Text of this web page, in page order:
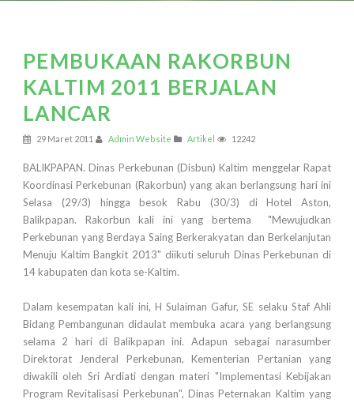
PEMBUKAAN RAKORBUN
KALTIM 2011 BERJALAN
LANCAR
29 Maret 2011 Admin Website Artikel 12242
BALIKPAPAN. Dinas Perkebunan (Disbun) Kaltim menggelar Rapat
Koordinasi Perkebunan (Rakorbun) yang akan berlangsung hari ini
Selasa (29/3) hingga besok Rabu (30/3) di Hotel Aston,
Balikpapan. Rakorbun kali ini yang bertema "Mewujudkan
Perkebunan yang Berdaya Saing Berkerakyatan dan Berkelanjutan
Menuju Kaltim Bangkit 2013" diikuti seluruh Dinas Perkebunan di
14 kabupaten dan kota se-Kaltim.
Dalam kesempatan kali ini, H Sulaiman Gafur, SE selaku Staf Ahli
Bidang Pembangunan didaulat membuka acara yang berlangsung
selama 2 hari di Balikpapan ini. Adapun sebagai narasumber
Direktorat Jenderal Perkebunan, Kementerian Pertanian yang
diwakili oleh Sri Ardiati dengan materi "Implementasi Kebijakan
Program Revitalisasi Perkebunan", Dinas Peternakan Kaltim yang